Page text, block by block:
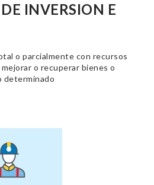
INVERSION E
o parcialmente con recursos
o recuperar bienes o
determinado